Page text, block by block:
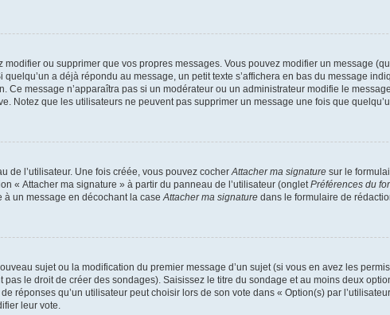
modifier ou supprimer que vos propres messages. Vous pouvez modifier un message
a déjà répondu au message, un petit texte s’affichera en bas du message
Ce message n’apparaîtra pas si un modérateur ou un administrateur modifie le
Notez que les utilisateurs ne peuvent pas supprimer un message une fois que
de l’utilisateur. Une fois créée, vous pouvez cocher Attacher ma signature sur le
« Attacher ma signature » à partir du panneau de l’utilisateur (onglet Préférences du
un message en décochant la case Attacher ma signature dans le formulaire de
sujet ou la modification du premier message d’un sujet (si vous en avez les
le droit de créer des sondages). Saisissez le titre du sondage et au moins deux
réponses qu’un utilisateur peut choisir lors de son vote dans « Option(s) par
leur vote.